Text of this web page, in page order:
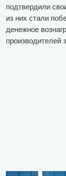
подтвердили
из них стали
денежное
производителей